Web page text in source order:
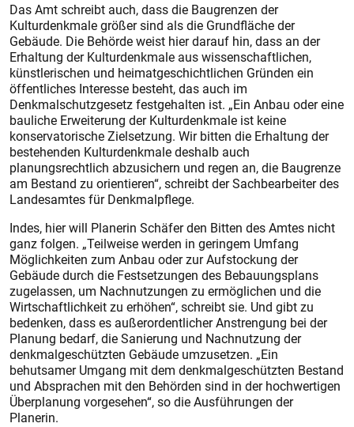
Das Amt schreibt auch, dass die Baugrenzen der
Kulturdenkmale größer sind als die Grundfläche der
Gebäude. Die Behörde weist hier darauf hin, dass an der
Erhaltung der Kulturdenkmale aus wissenschaftlichen,
künstlerischen und heimatgeschichtlichen Gründen ein
öffentliches Interesse besteht, das auch im
Denkmalschutzgesetz festgehalten ist. „Ein Anbau oder eine
bauliche Erweiterung der Kulturdenkmale ist keine
konservatorische Zielsetzung. Wir bitten die Erhaltung der
bestehenden Kulturdenkmale deshalb auch
planungsrechtlich abzusichern und regen an, die Baugrenze
am Bestand zu orientieren“, schreibt der Sachbearbeiter des
Landesamtes für Denkmalpflege.
Indes, hier will Planerin Schäfer den Bitten des Amtes nicht
ganz folgen. „Teilweise werden in geringem Umfang
Möglichkeiten zum Anbau oder zur Aufstockung der
Gebäude durch die Festsetzungen des Bebauungsplans
zugelassen, um Nachnutzungen zu ermöglichen und die
Wirtschaftlichkeit zu erhöhen“, schreibt sie. Und gibt zu
bedenken, dass es außerordentlicher Anstrengung bei der
Planung bedarf, die Sanierung und Nachnutzung der
denkmalgeschützten Gebäude umzusetzen. „Ein
behutsamer Umgang mit dem denkmalgeschützten Bestand
und Absprachen mit den Behörden sind in der hochwertigen
Überplanung vorgesehen“, so die Ausführungen der
Planerin.